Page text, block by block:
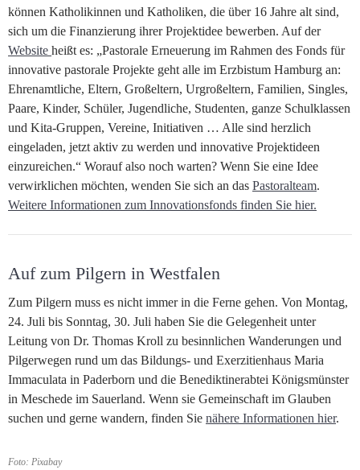
können Katholikinnen und Katholiken, die über 16 Jahre alt sind,
sich um die Finanzierung ihrer Projektidee bewerben. Auf der
Website heißt es: „Pastorale Erneuerung im Rahmen des Fonds für
innovative pastorale Projekte geht alle im Erzbistum Hamburg an:
Ehrenamtliche, Eltern, Großeltern, Urgroßeltern, Familien, Singles,
Paare, Kinder, Schüler, Jugendliche, Studenten, ganze Schulklassen
und Kita-Gruppen, Vereine, Initiativen … Alle sind herzlich
eingeladen, jetzt aktiv zu werden und innovative Projektideen
einzureichen.“ Worauf also noch warten? Wenn Sie eine Idee
verwirklichen möchten, wenden Sie sich an das Pastoralteam.
Weitere Informationen zum Innovationsfonds finden Sie hier.
Auf zum Pilgern in Westfalen
Zum Pilgern muss es nicht immer in die Ferne gehen. Von Montag,
24. Juli bis Sonntag, 30. Juli haben Sie die Gelegenheit unter
Leitung von Dr. Thomas Kroll zu besinnlichen Wanderungen und
Pilgerwegen rund um das Bildungs- und Exerzitienhaus Maria
Immaculata in Paderborn und die Benediktinerabtei Königsmünster
in Meschede im Sauerland. Wenn sie Gemeinschaft im Glauben
suchen und gerne wandern, finden Sie nähere Informationen hier.
Foto: Pixabay